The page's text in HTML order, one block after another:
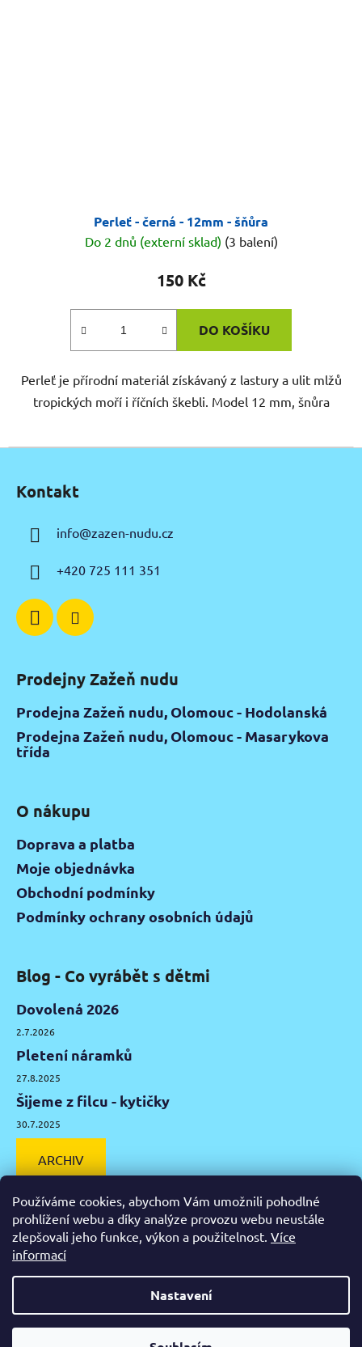
Používáme cookies, abychom Vám umožnili pohodlné
prohlížení webu a díky analýze provozu webu neustále
zlepšovali jeho funkce, výkon a použitelnost. Více
informací
Nastavení
Od čtvrtka 6.8. do úterý 11.8. máme mimořádně zavřeno.
Perleť - černá - 12mm - šňůra
Do 2 dnů (externí sklad) (3 balení)
150 Kč
DO KOŠÍKU
Perleť je přírodní materiál získávaný z lastury a ulit mlžů
tropických moří i říčních škebli. Model 12 mm, šnůra
Kontakt
info@zazen-nudu.cz
+420 725 111 351
Prodejny Zažeň nudu
Prodejna Zažeň nudu, Olomouc - Hodolanská
Prodejna Zažeň nudu, Olomouc - Masarykova
třída
O nákupu
Doprava a platba
Moje objednávka
Obchodní podmínky
Podmínky ochrany osobních údajů
Blog - Co vyrábět s dětmi
Dovolená 2026
2.7.2026
Pletení náramků
27.8.2025
Šijeme z filcu - kytičky
30.7.2025
ARCHIV
Facebook
Vytvořil Shoptet